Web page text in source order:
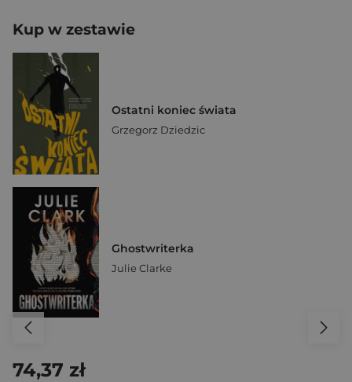
Kup w zestawie
Ostatni koniec świata
Grzegorz Dziedzic
Ghostwriterka
Julie Clarke
74,37 zł